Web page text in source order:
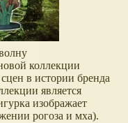
коллекции
в истории бренда
является
изображает
рогоза и мха).